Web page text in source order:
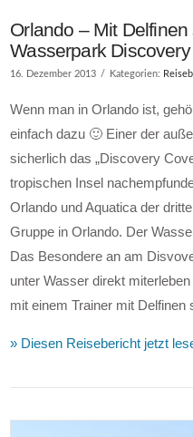
Orlando – Mit
Wasserpark
16. Dezember 2013 Kategorien:
Wenn man in Orlando ist,
einfach dazu 🙂 Einer der
sicherlich das „Discovery
tropischen Insel
Orlando und Aquatica der
Gruppe in Orlando. Der
Das Besondere an am
unter Wasser direkt
mit einem Trainer mit
» Diesen Reisebericht jetzt